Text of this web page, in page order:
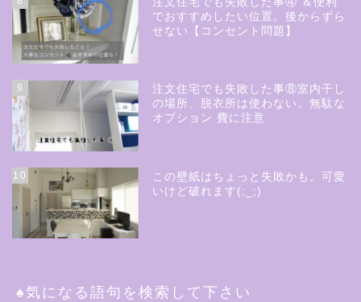
でおすすめしたい位置。後からずら
せない【コンセント問題】
9
注文住宅でも失敗した事⑧室内干し
の場所、脱衣所は使わない。無駄な
オプション 費に注意
10
この壁紙はちょっと失敗かも。可愛
いけど破れます(;_;)
♠気になる語句を検索して下さい